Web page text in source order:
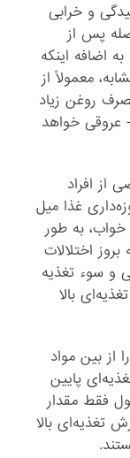
و خرابی
پس از
اضافه اینکه
معمولاً از
روغن زیاد
عروقی خواهد
از افراد
غذا میل
خواب، به طور
اختلالات
و سوء تغذیه
بالا
از بین مواد
پایین
فقط مقدار
تغذیه‌ای بالا